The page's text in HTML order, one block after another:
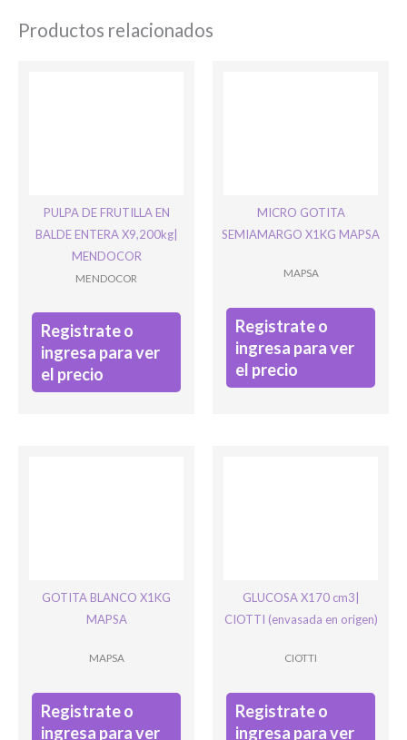
Productos relacionados
PULPA DE FRUTILLA EN
BALDE ENTERA X9,200kg|
MENDOCOR
MENDOCOR
Registrate o
ingresa para ver
el precio
MICRO GOTITA
SEMIAMARGO X1KG MAPSA
MAPSA
Registrate o
ingresa para ver
el precio
GOTITA BLANCO X1KG
MAPSA
MAPSA
Registrate o
ingresa para ver
GLUCOSA X170 cm3|
CIOTTI (envasada en origen)
CIOTTI
Registrate o
ingresa para ver
Ingresar